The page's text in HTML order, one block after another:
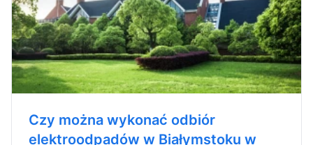
Czy można wykonać odbiór
elektroodpadów w Białymstoku w